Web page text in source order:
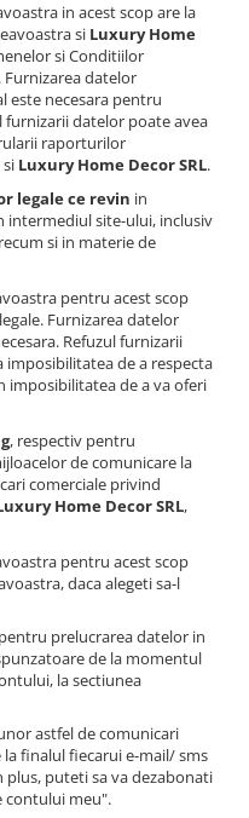
in acest scop are la
si Luxury Home
si Conditiilor
. Furnizarea datelor
este necesara pentru
furnizarii datelor poate avea
raporturilor
Luxury Home Decor SRL.
legale ce revin in
site-ului, inclusiv
si in materie de
pentru acest scop
Furnizarea datelor
Refuzul furnizarii
de a respecta
imposibilitatea de a va oferi
, respectiv pentru
de comunicare la
comerciale privind
Home Decor SRL,
pentru acest scop
daca alegeti sa-l
prelucrarea datelor in
de la momentul
la sectiunea
astfel de comunicari
finalul fiecarui e-mail/ sms
puteti sa va dezabonati
contului meu".